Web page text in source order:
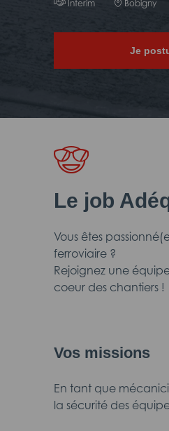
Interim Bobigny
Je
Le job
Vous êtes
ferroviaire ?
Rejoignez une
coeur des chantiers !
Vos missions
En tant que
la sécurité des